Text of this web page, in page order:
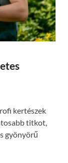
kertészek
titkot,
gyönyörű